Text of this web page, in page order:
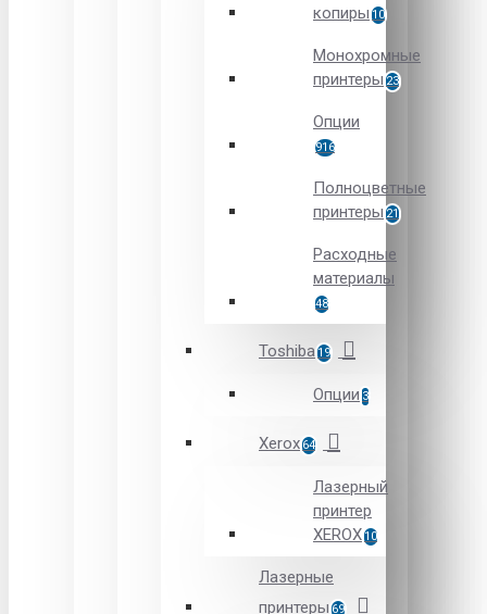
копиры 10
Монохромные
принтеры 23
Опции
916
Полноцветные
принтеры 21
Расходные
материалы
48
Toshiba19
Опции 3
Xerox64
Лазерный
принтер
XEROX10
Лазерные
принтеры 69